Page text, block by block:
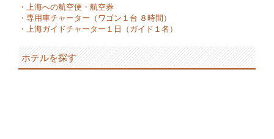
・ 上海への航空便・航空券
・ 専用車チャーター（ワゴン１台 ８時間）
・ 上海ガイドチャーター１日（ガイド１名）
ホテルを探す